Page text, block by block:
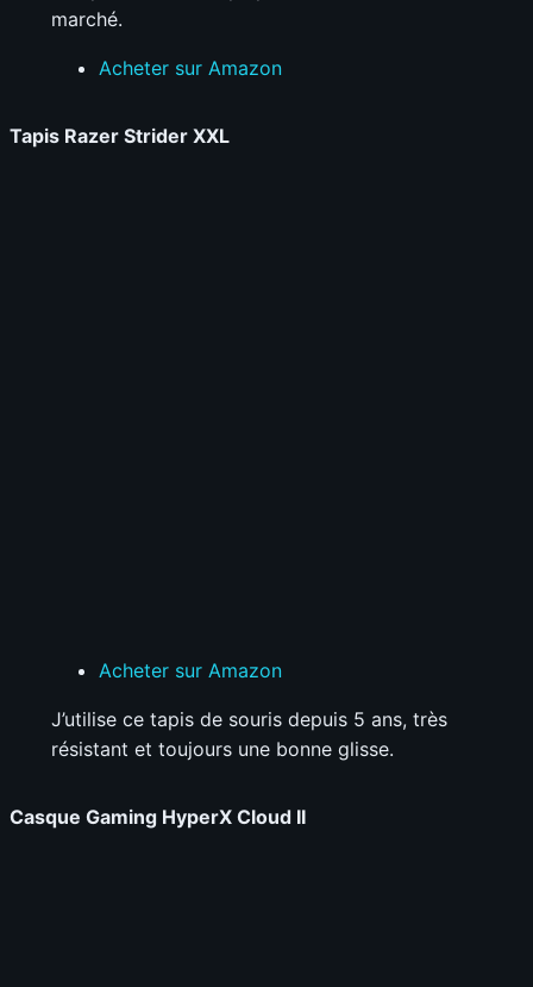
marché.
Acheter sur Amazon
Tapis Razer Strider XXL
Acheter sur Amazon
J’utilise ce tapis de souris depuis 5 ans, très
résistant et toujours une bonne glisse.
Casque Gaming HyperX Cloud II